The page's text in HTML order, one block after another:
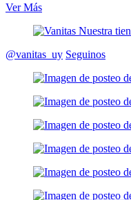
Ver Más
@vanitas_uy Seguinos